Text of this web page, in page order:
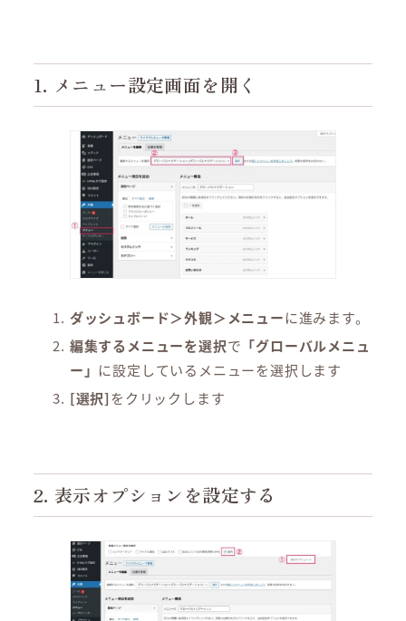
1. メニュー設定画面を開く
ダッシュボード＞外観＞メニューに進みます。
編集するメニューを選択で 「グローバルメニュ
ー」 に設定しているメニューを選択します
[選択]をクリックします
2. 表示オプションを設定する